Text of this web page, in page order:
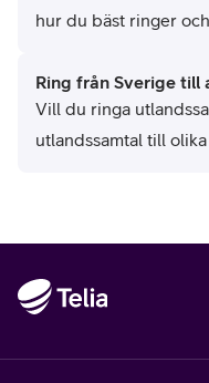
hur du bäst ringer
Ring från Sverige till
Vill du ringa
utlandssamtal till